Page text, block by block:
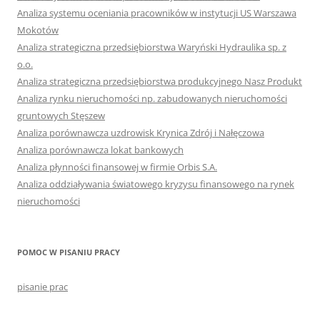
Analiza systemu oceniania pracowników w instytucji US Warszawa
Mokotów
Analiza strategiczna przedsiębiorstwa Waryński Hydraulika sp. z
o.o.
Analiza strategiczna przedsiębiorstwa produkcyjnego Nasz Produkt
Analiza rynku nieruchomości np. zabudowanych nieruchomości
gruntowych Stęszew
Analiza porównawcza uzdrowisk Krynica Zdrój i Nałęczowa
Analiza porównawcza lokat bankowych
Analiza płynności finansowej w firmie Orbis S.A.
Analiza oddziaływania światowego kryzysu finansowego na rynek
nieruchomości
POMOC W PISANIU PRACY
pisanie prac